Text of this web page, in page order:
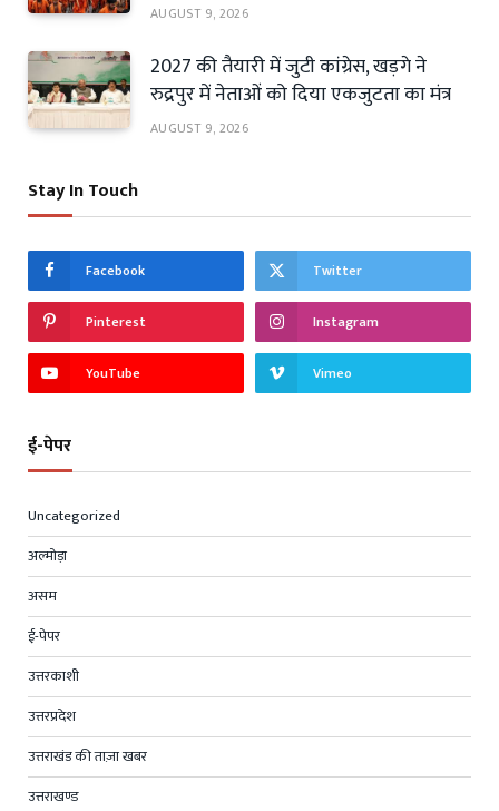
AUGUST 9, 2026
2027 की तैयारी में जुटी कांग्रेस, खड़गे ने
रुद्रपुर में नेताओं को दिया एकजुटता का मंत्र
AUGUST 9, 2026
Stay In Touch
Facebook Twitter
Pinterest Instagram
YouTube Vimeo
ई-पेपर
Uncategorized
अल्मोड़ा
असम
ई-पेपर
उत्तरकाशी
उत्तरप्रदेश
उत्तराखंड की ताज़ा खबर
उत्तराखण्ड